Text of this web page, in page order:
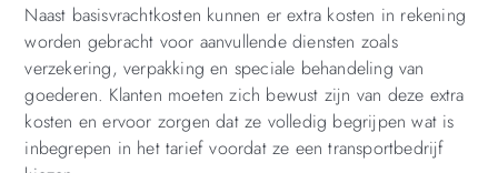
Naast basisvrachtkosten kunnen er extra kosten in rekening
worden gebracht voor aanvullende diensten zoals
verzekering, verpakking en speciale behandeling van
goederen. Klanten moeten zich bewust zijn van deze extra
kosten en ervoor zorgen dat ze volledig begrijpen wat is
inbegrepen in het tarief voordat ze een transportbedrijf